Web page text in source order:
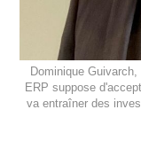
Dominique
ERP suppose
va entraîner des